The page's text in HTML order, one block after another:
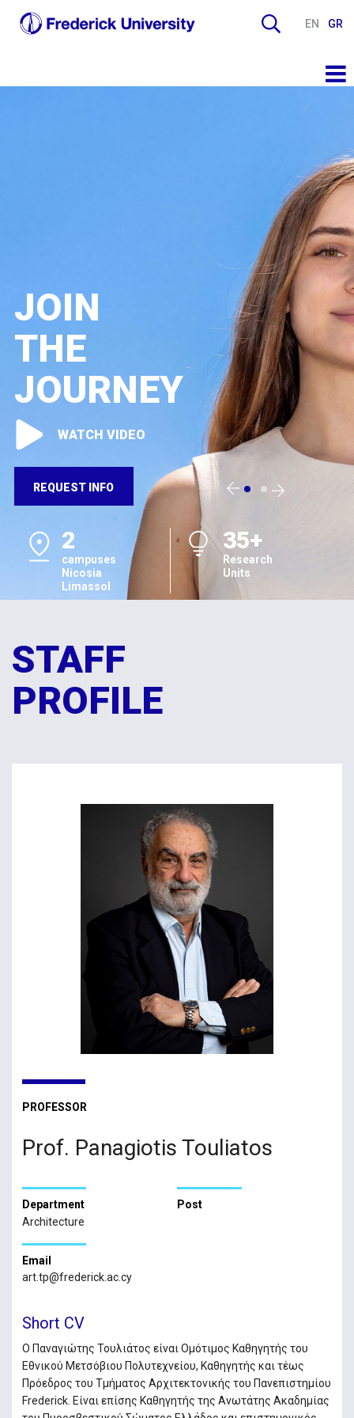
EN GR
JOIN
THE
JOURNEY
WATCH VIDEO
REQUEST INFO
2
campuses
Nicosia
Limassol
35+
Research
Units
STAFF
PROFILE
PROFESSOR
Prof. Panagiotis Touliatos
Department
Architecture
Post
Email
art.tp@frederick.ac.cy
Short CV
Ο Παναγιώτης Τουλιάτος είναι Ομότιμος Καθηγητής του
Εθνικού Μετσόβιου Πολυτεχνείου, Καθηγητής και τέως
Πρόεδρος του Τμήματος Αρχιτεκτονικής του Πανεπιστημίου
Frederick. Είναι επίσης Καθηγητής της Ανωτάτης Ακαδημίας